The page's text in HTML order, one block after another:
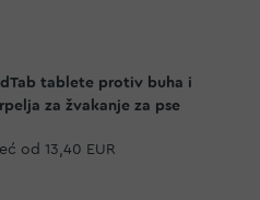
tablete protiv buha i
za žvakanje za pse
od 13,40 EUR